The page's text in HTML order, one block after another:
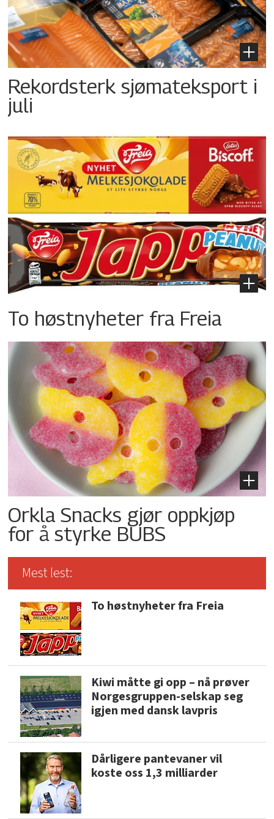
Rekordsterk sjømateksport i
juli
To høstnyheter fra Freia
Orkla Snacks gjør oppkjøp
for å styrke BUBS
Mest lest:
To høstnyheter fra Freia
Kiwi måtte gi opp – nå prøver
Norgesgruppen-selskap seg
igjen med dansk lavpris
Dårligere pantevaner vil
koste oss 1,3 milliarder